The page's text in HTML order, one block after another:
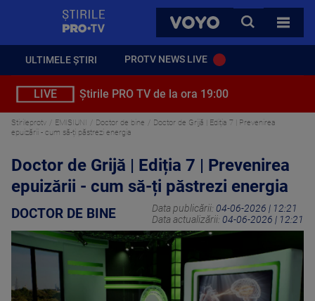
VOYO
CAUTA
TOATE
ULTIMELE ȘTIRI PROTV NEWS LIVE
LIVE Știrile PRO TV de la ora 19:00
Stirileprotv EMISIUNI Doctor de bine
Doctor de Grijă | Ediția 7 | Prevenirea
epuizării - cum să-ți păstrezi energia
Doctor de Grijă | Ediția 7 | Prevenirea
epuizării - cum să-ți păstrezi energia
DOCTOR DE BINE Data publicării: 04-06-2026 | 12:21
Data actualizării: 04-06-2026 | 12:21